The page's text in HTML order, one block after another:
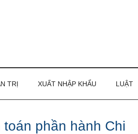
TRỊ XUẤT NHẬP KHẨU LUẬT
phần hành Chi